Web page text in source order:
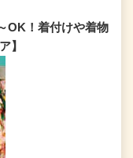
OK！着付けや着物
】